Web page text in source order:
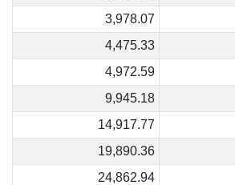
3,978.07
4,475.33
4,972.59
9,945.18
14,917.77
19,890.36
24,862.94